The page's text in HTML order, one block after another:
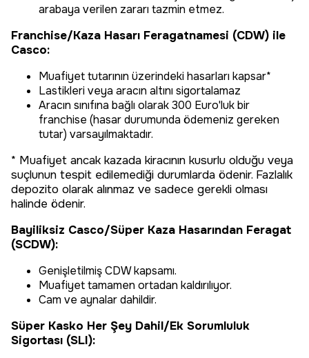
arabaya verilen zararı tazmin etmez.
Franchise/Kaza Hasarı Feragatnamesi (CDW) ile
Casco:
Muafiyet tutarının üzerindeki hasarları kapsar*
Lastikleri veya aracın altını sigortalamaz
Aracın sınıfına bağlı olarak 300 Euro'luk bir
franchise (hasar durumunda ödemeniz gereken
tutar) varsayılmaktadır.
* Muafiyet ancak kazada kiracının kusurlu olduğu veya
suçlunun tespit edilemediği durumlarda ödenir. Fazlalık
depozito olarak alınmaz ve sadece gerekli olması
halinde ödenir.
Bayiliksiz Casco/Süper Kaza Hasarından Feragat
(SCDW):
Genişletilmiş CDW kapsamı.
Muafiyet tamamen ortadan kaldırılıyor.
Cam ve aynalar dahildir.
Süper Kasko Her Şey Dahil/Ek Sorumluluk
Sigortası (SLI):